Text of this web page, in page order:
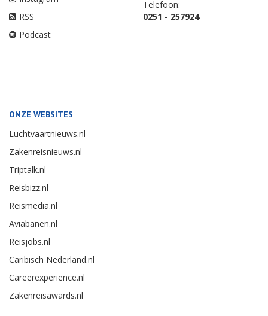
RSS
Podcast
Telefoon:
0251 - 257924
ONZE WEBSITES
Luchtvaartnieuws.nl
Zakenreisnieuws.nl
Triptalk.nl
Reisbizz.nl
Reismedia.nl
Aviabanen.nl
Reisjobs.nl
Caribisch Nederland.nl
Careerexperience.nl
Zakenreisawards.nl